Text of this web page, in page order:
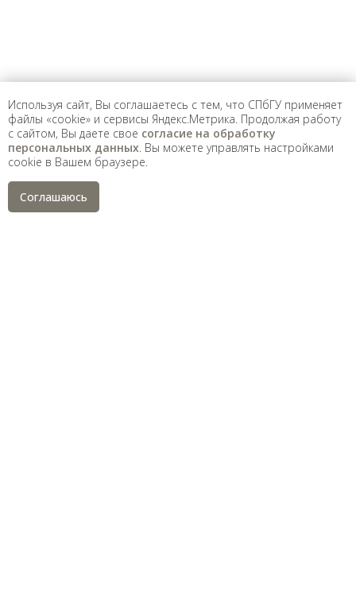
На данном информационном ресурсе могут быть
опубликованы архивные материалы с упоминанием
физических и юридических лиц, включенных
Министерством юстиции Российской Федерации в реестр
иностранных агентов, а также организаций, признанных
Российской Федерации.
персональных данных
Используя сайт, Вы соглашаетесь с тем, что СПбГУ применяет
файлы «cookie» и сервисы Яндекс.Метрика. Продолжая работу
с сайтом, Вы даете свое согласие на обработку
персональных данных . Вы можете управлять настройками
cookie в Вашем браузере.
Соглашаюсь